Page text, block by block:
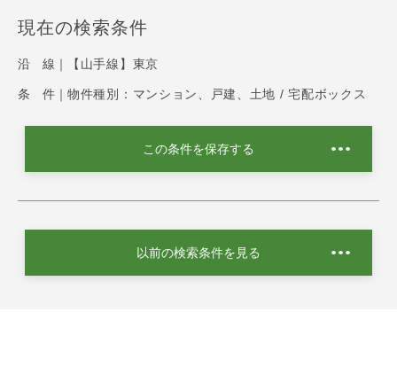
現在の検索条件
沿 線｜ 【山手線】東京
条 件｜ 物件種別：マンション、戸建、土地 / 宅配ボックス
この条件を保存する
以前の検索条件を見る